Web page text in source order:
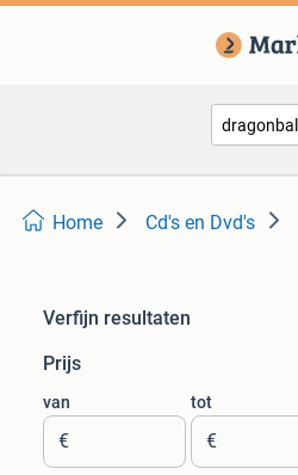
Home Cd's en Dvd's
Verfijn resultaten
Prijs
van
€
tot
€